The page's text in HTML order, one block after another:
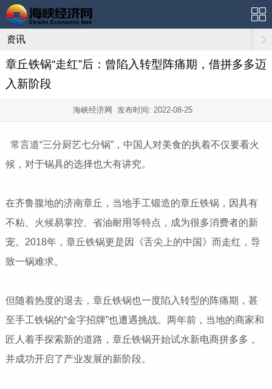
资讯
章丘铁锅“走红”后：曾陷入转型阵痛期，借拼多多迈
入新阶段
海峡经济网 发布时间: 2022-08-25
常言道“三分厨艺七分锅”，中国人对美食的执着不仅要看火
候，对于锅具的选择也大有讲究。
在齐鲁腹地的济南章丘，当地手工锻造的章丘铁锅，因具有
不粘、火候易掌控、省油耐用等特点，成为很多消费者的新
宠。2018年，章丘铁锅更是因《舌尖上的中国》而走红，导
致一锅难求。
但随着热度的退去，章丘铁锅也一度陷入转型的阵痛期，甚
至手工铁锅的“金字招牌”也遭遇挑战。两年前，当地的商家和
匠人着手探索新的道路，章丘铁锅开始试水新电商拼多多，
并成功开启了产业发展的新阶段。